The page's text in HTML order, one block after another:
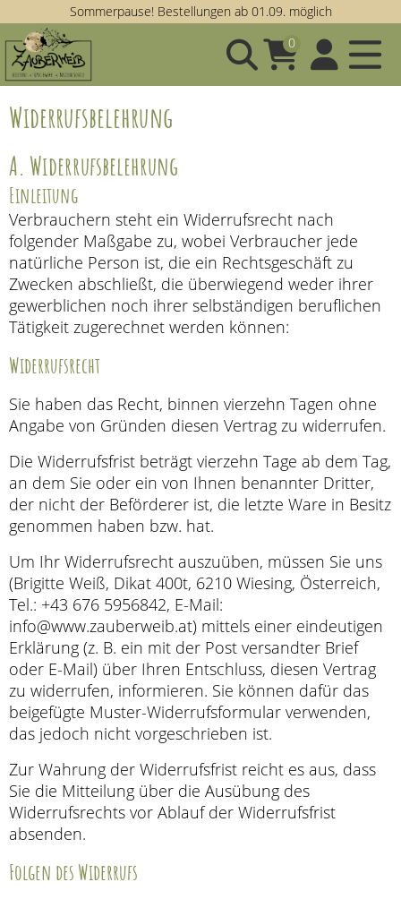
Sommerpause! Bestellungen ab 01.09. möglich
0
Widerrufsbelehrung
A. Widerrufsbelehrung
Einleitung
Verbrauchern steht ein Widerrufsrecht nach
folgender Maßgabe zu, wobei Verbraucher jede
natürliche Person ist, die ein Rechtsgeschäft zu
Zwecken abschließt, die überwiegend weder ihrer
gewerblichen noch ihrer selbständigen beruflichen
Tätigkeit zugerechnet werden können:
Widerrufsrecht
Sie haben das Recht, binnen vierzehn Tagen ohne
Angabe von Gründen diesen Vertrag zu widerrufen.
Die Widerrufsfrist beträgt vierzehn Tage ab dem Tag,
an dem Sie oder ein von Ihnen benannter Dritter,
der nicht der Beförderer ist, die letzte Ware in Besitz
genommen haben bzw. hat.
Um Ihr Widerrufsrecht auszuüben, müssen Sie uns
(Brigitte Weiß, Dikat 400t, 6210 Wiesing, Österreich,
Tel.: +43 676 5956842, E-Mail:
info@www.zauberweib.at) mittels einer eindeutigen
Erklärung (z. B. ein mit der Post versandter Brief
oder E-Mail) über Ihren Entschluss, diesen Vertrag
zu widerrufen, informieren. Sie können dafür das
beigefügte Muster-Widerrufsformular verwenden,
das jedoch nicht vorgeschrieben ist.
Zur Wahrung der Widerrufsfrist reicht es aus, dass
Sie die Mitteilung über die Ausübung des
Widerrufsrechts vor Ablauf der Widerrufsfrist
absenden.
Folgen des Widerrufs